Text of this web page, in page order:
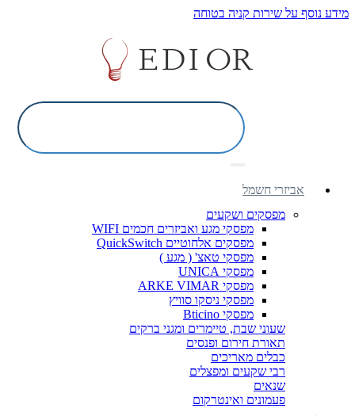
מידע נוסף על שירות קניה בטוחה
אביזרי חשמל
מפסקים ושקעים
מפסקי מגע ואביזרים חכמים WIFI
מפסקים אלחוטיים QuickSwitch
מפסקי טאצ' ( מגע )
מפסקי UNICA
מפסקי ARKE VIMAR
מפסקי ניסקו סוויץ
מפסקי Bticino
שעוני שבת, טיימרים ומגני ברקים
תאורת חירום ופנסים
כבלים מאריכים
רבי שקעים ומפצלים
שנאים
פעמונים ואינטרקום